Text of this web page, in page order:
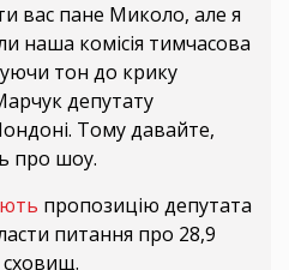
вас пане Миколо, але я
наша комісія тимчасова
тон до крику
депутату
Тому давайте,
про шоу.
пропозицію депутата
питання про 28,9